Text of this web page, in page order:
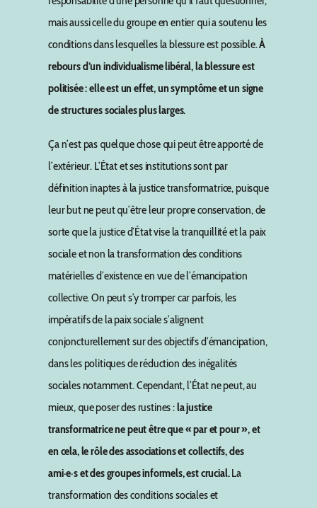
mais aussi celle du groupe en entier qui a soutenu les
conditions dans lesquelles la blessure est possible.À
rebours d’un individualisme libéral, la blessure est
politisée :elle est un effet, un symptôme et un signe
de structures sociales plus larges.
Ça n’est pas quelque chose qui peut être apporté de
l’extérieur. L’État et ses institutions sont par
définition inaptes à la justice transformatrice, puisque
leur but ne peut qu’être leur propre conservation, de
sorte que la justice d’État vise la tranquillité et la paix
sociale et non la transformation des conditions
matérielles d’existence en vue de l’émancipation
collective. On peut s’y tromper car parfois, les
impératifs de la paix sociale s’alignent
conjoncturellement sur des objectifs d’émancipation,
dans les politiques de réduction des inégalités
sociales notamment. Cependant, l’État ne peut, au
mieux, que poser des rustines :la justice
transformatrice ne peut être que « par et pour », et
en cela, le rôle des associationsetcollectifs,des
ami·e·s et desgroupes informels, est crucial.La
transformation des conditions sociales et